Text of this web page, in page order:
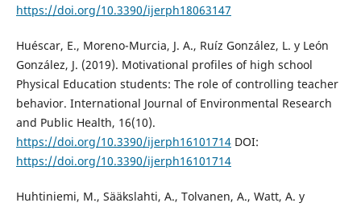
https://doi.org/10.3390/ijerph18063147
Huéscar, E., Moreno-Murcia, J. A., Ruíz González, L. y León
González, J. (2019). Motivational profiles of high school
Physical Education students: The role of controlling teacher
behavior. International Journal of Environmental Research
and Public Health, 16(10).
https://doi.org/10.3390/ijerph16101714DOI:
https://doi.org/10.3390/ijerph16101714
Huhtiniemi, M., Sääkslahti, A., Tolvanen, A., Watt, A. y